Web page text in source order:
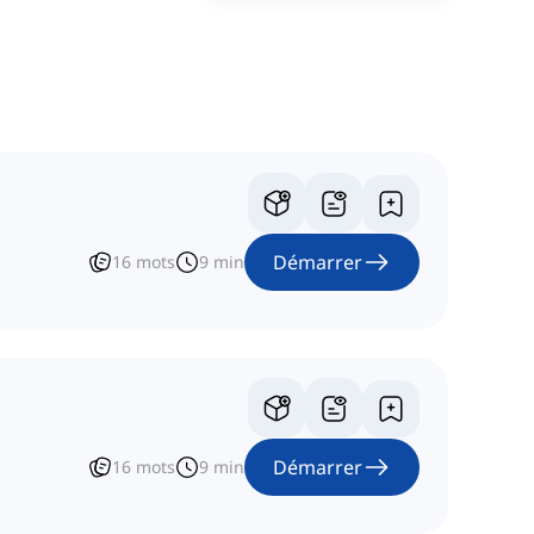
16 mots 9 min Démarrer
16 mots 9 min Démarrer